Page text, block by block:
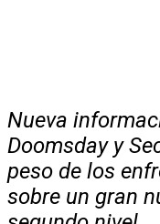
Nueva
Doomsday y
peso de los
sobre un gran